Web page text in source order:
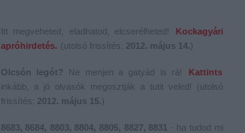
Itt megveheted, eladhatod, elcserélheted!
Kockagyári
apróhirdetés. (utolsó frissítés: 2012. május 14.)
Olcsón legót? Ne menjen a gatyád is rá!
Kattints
inkább, a jó olvasók megosztják a tutit veled! (utolsó
frissítés: 2012. május 15.)
8683, 8684, 8803, 8804, 8805, 8827, 8831 - ha tudod mi